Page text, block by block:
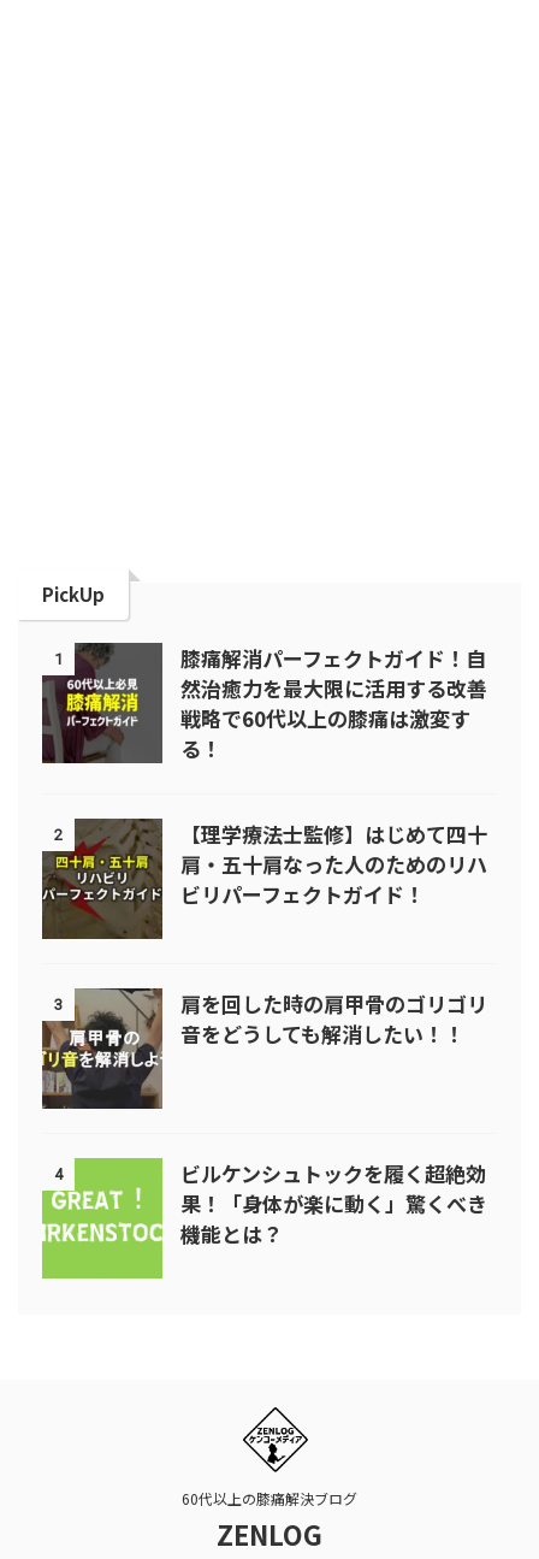
PickUp
1
膝痛解消パーフェクトガイド！自
然治癒力を最大限に活用する改善
戦略で60代以上の膝痛は激変す
る！
2
【理学療法士監修】はじめて四十
肩・五十肩なった人のためのリハ
ビリパーフェクトガイド！
3
肩を回した時の肩甲骨のゴリゴリ
音をどうしても解消したい！！
4
ビルケンシュトックを履く超絶効
果！「身体が楽に動く」驚くべき
機能とは？
60代以上の膝痛解決ブログ
ZENLOG